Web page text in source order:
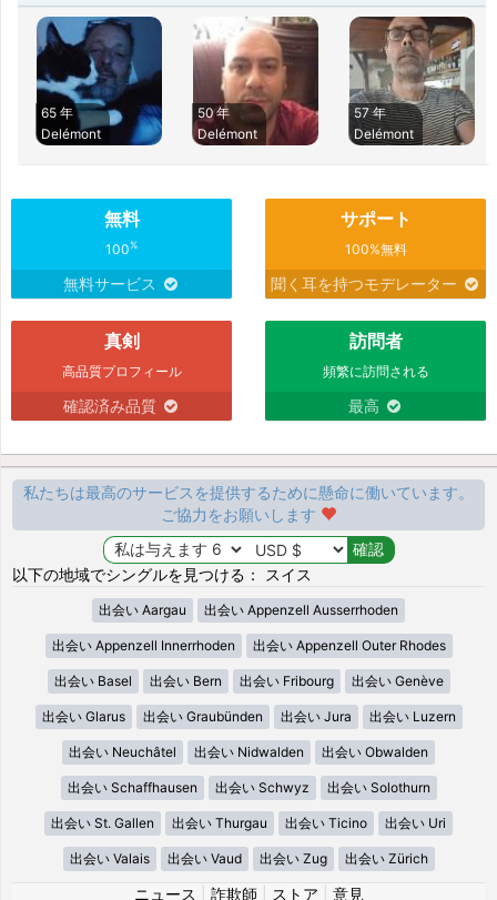
65 年
Delémont
50 年
Delémont
57 年
Delémont
無料
100%
無料サービス
サポート
100%無料
聞く耳を持つモデレーター
真剣
高品質プロフィール
確認済み品質
訪問者
頻繁に訪問される
最高
私たちは最高のサービスを提供するために懸命に働いています。
ご協力をお願いします
以下の地域でシングルを見つける： スイス
出会い Aargau 出会い Appenzell Ausserrhoden
出会い Appenzell Innerrhoden 出会い Appenzell Outer Rhodes
出会い Basel 出会い Bern 出会い Fribourg 出会い Genève
出会い Glarus 出会い Graubünden 出会い Jura 出会い Luzern
出会い Neuchâtel 出会い Nidwalden 出会い Obwalden
出会い Schaffhausen 出会い Schwyz 出会い Solothurn
出会い St. Gallen 出会い Thurgau 出会い Ticino 出会い Uri
出会い Valais 出会い Vaud 出会い Zug 出会い Zürich
ニュース 詐欺師 ストア
意見